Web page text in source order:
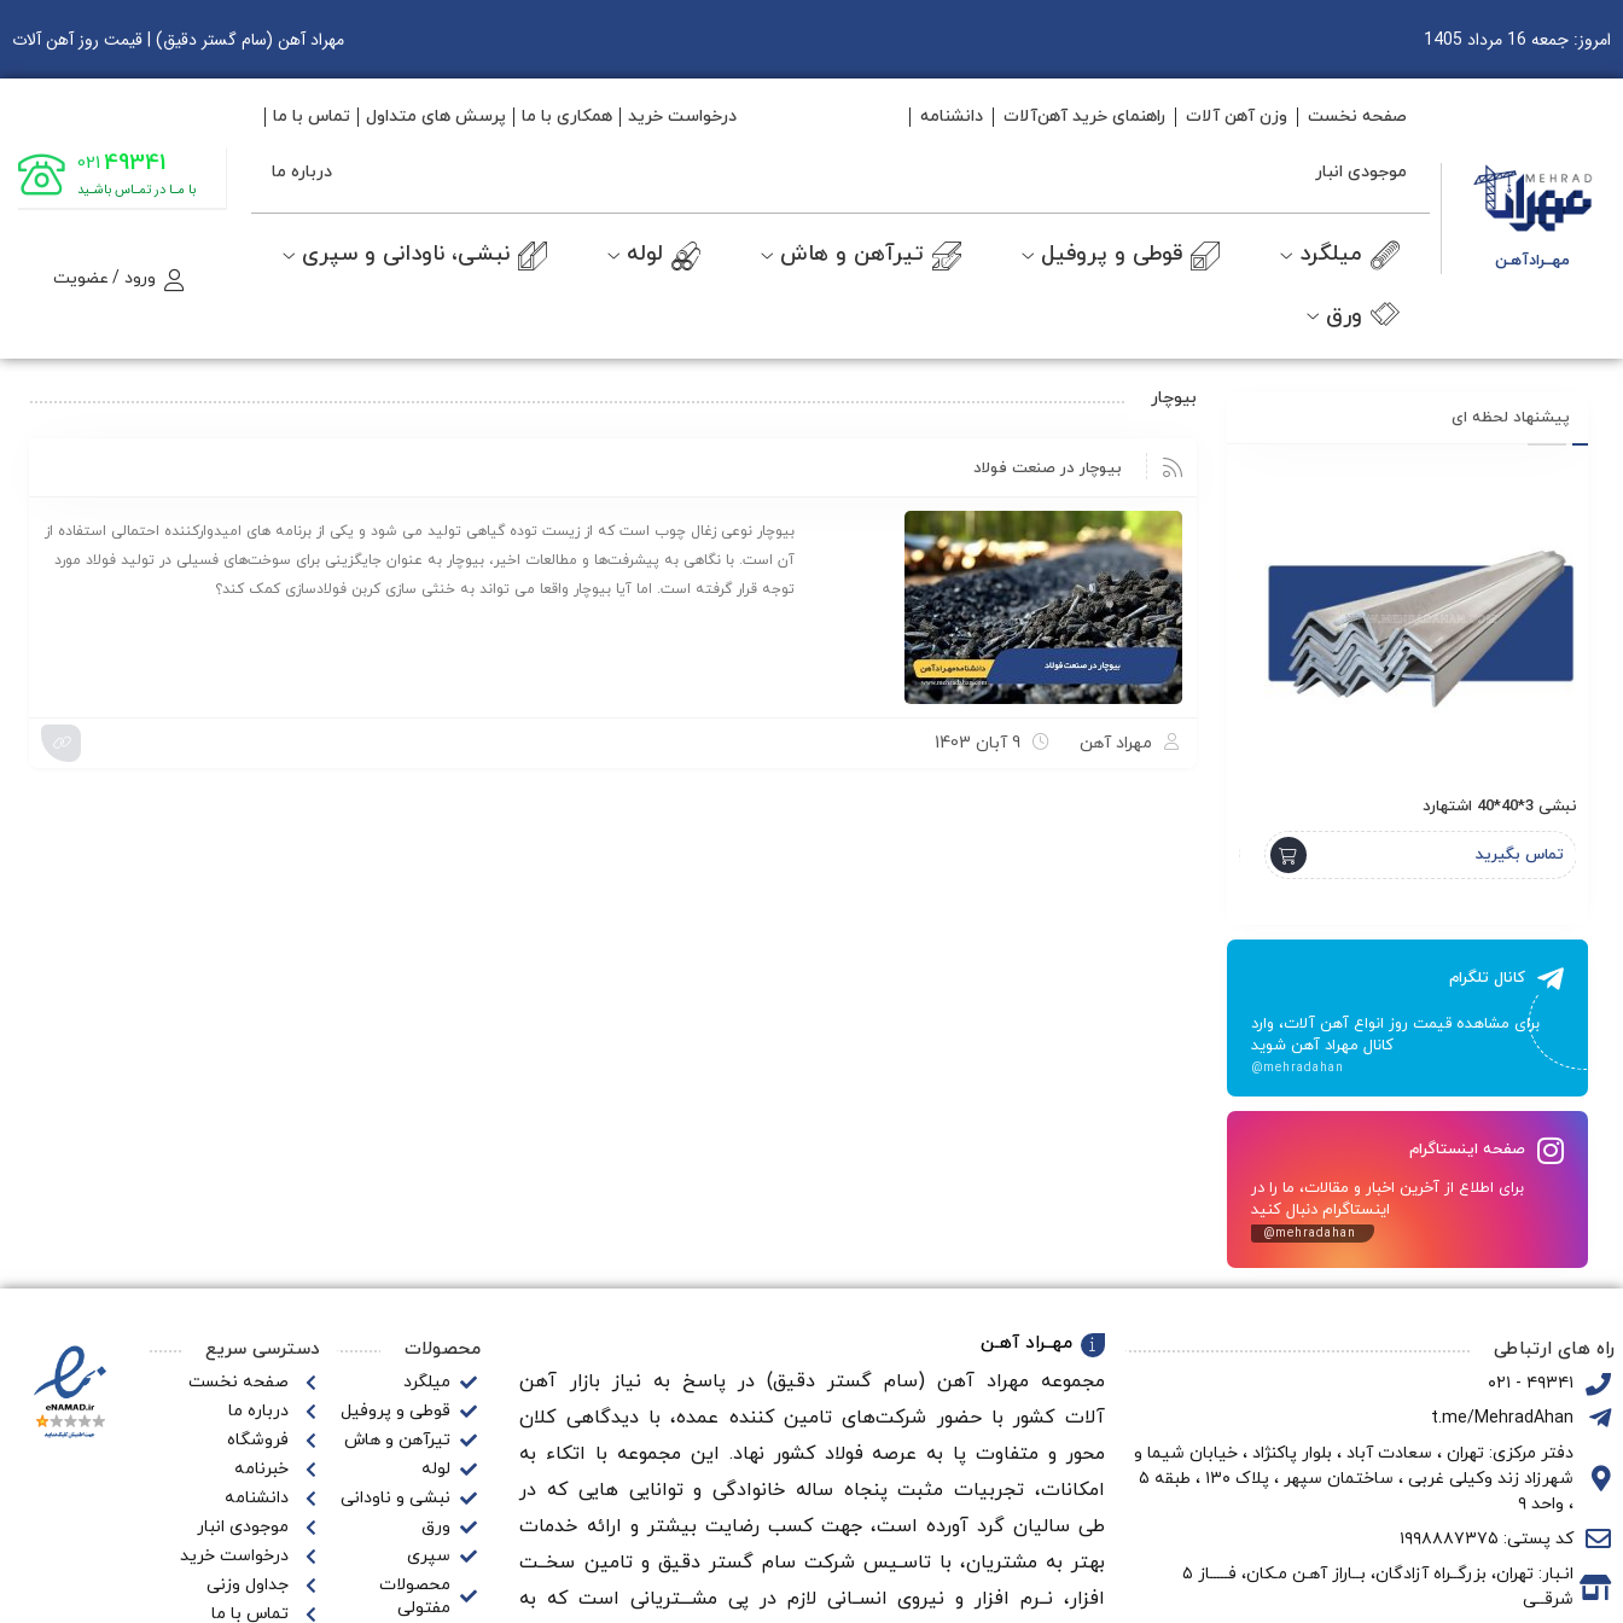
امروز: جمعه 16 مرداد 1405 مهراد آهن (سام گستر دقیق) | قیمت روز آهن آلات
مهــرادآهـن
صفحه نخست وزن آهن آلات راهنمای خرید آهن‌آلات دانشنامه
موجودی انبار
درخواست خرید همکاری با ما پرسش های متداول تماس با ما
درباره ما
میلگرد قوطی و پروفیل تیرآهن و هاش لوله نبشی، ناودانی و سپری
ورق
49341
021
با مـا در تمـاس باشـید
ورود / عضویت
بیوچار
بیوچار در صنعت فولاد
بیوچار نوعی زغال چوب است که از زیست توده گیاهی تولید می شود و یکی از برنامه های امیدوارکننده احتمالی استفاده از
آن است. با نگاهی به پیشرفت‌ها و مطالعات اخیر، بیوچار به عنوان جایگزینی برای سوخت‌های فسیلی در تولید فولاد مورد
توجه قرار گرفته است. اما آیا بیوچار واقعا می تواند به خنثی سازی کربن فولادسازی کمک کند؟
مهراد آهن 9 آبان 1403
پیشنهاد لحظه ای
نبشی 3*40*40 آیهان فولاد
تماس بگیرید
کانال تلگرام
برای مشاهده قیمت روز انواع آهن آلات، وارد
کانال مهراد آهن شوید
@mehradahan
صفحه اینستاگرام
برای اطلاع از آخرین اخبار و مقالات، ما را در
اینستاگرام دنبال کنید
@mehradahan
راه های ارتباطی
۴۹۳۴۱ - ۰۲۱
t.me/MehradAhan
دفتر مرکزی: تهران ، سعادت آباد ، بلوار پاکنژاد ، خیابان شیما و
شهرزاد زند وکیلی غربی ، ساختمان سپهر ، پلاک ۱۳۰ ، طبقه ۵
، واحد ۹
کد پستی: ۱۹۹۸۸۸۷۳۷۵
انـبار: تهران، بزرگــراه آزادگان، بــاراز آهـن مـکان، فـــــاز ۵
شرقــی
مهــراد آهـن
مجموعه مهراد آهن (سام گستر دقيق) در پاسخ به نیاز بازار آهن‌
آلات کشور با حضور شرکت‌های تامین کننده عمده، با دیدگاهی کلان
محور و متفاوت پا به عرصه فولاد کشور نهاد. این مجموعه با اتکاء به
امکانات، تجربیات مثبت پنجاه ساله خانوادگی و توانایی هایی که در
طی سالیان گرد آورده است، جهت کسب رضایت بیشتر و ارائه خدمات
بهتر به مشتریان، با تاسـیس شرکت سام گستر دقيق و تامین سخــت
افزار، نــرم افزار و نیروی انســانی لازم در پی مشـــتریانی است که به
محصولات
میلگرد
قوطی و پروفیل
تیرآهن و هاش
لوله
نبشی و ناودانی
ورق
سپری
محصولات
مفتولی
دسترسی سریع
صفحه نخست
درباره ما
فروشگاه
خبرنامه
دانشنامه
موجودی انبار
درخواست خرید
جداول وزنی
تماس با ما